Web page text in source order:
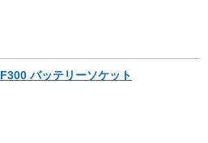
F300 バッテリーソケット